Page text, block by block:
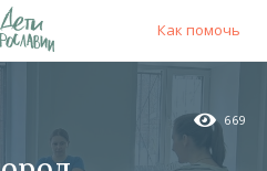
Как помочь
669